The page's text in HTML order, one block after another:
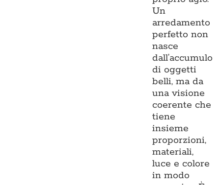
Un
arredamento
perfetto non
nasce
dall’accumulo
di oggetti
belli, ma da
una visione
coerente che
tiene
insieme
proporzioni,
materiali,
luce e colore
in modo